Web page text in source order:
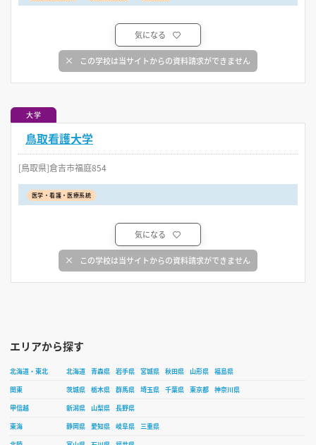
気になる
この学校は当サイトからの資料請求ができません
大学
鳥取看護大学
[鳥取県]倉吉市福庭854
医学・看護・医療系統
気になる
この学校は当サイトからの資料請求ができません
エリアから探す
北海道・東北 北海道 青森県 岩手県 宮城県 秋田県 山形県
福島県
関東
茨城県 栃木県 群馬県 埼玉県 千葉県 東京都
神奈川県
甲信越
新潟県 山梨県
長野県
東海
静岡県 愛知県 岐阜県
三重県